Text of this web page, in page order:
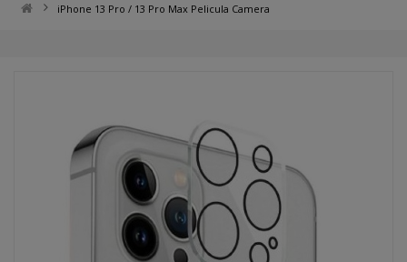
iPhone 13 Pro / 13 Pro Max Pelicula Camera